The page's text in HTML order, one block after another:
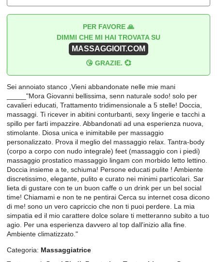
PER FAVORE 🙏
DIMMI CHE MI HAI TROVATA SU
MASSAGGIOIT.COM
😘 GRAZIE. 💞
Sei annoiato stanco ,Vieni abbandonate nelle mie mani
_____"Mora Giovanni bellissima, senn naturale sodo! solo per
cavalieri educati, Trattamento tridimensionale a 5 stelle! Doccia,
massaggi. Ti ricever in abitini conturbanti, sexy lingerie e tacchi a
spillo per farti impazzire. Abbandonati ad una esperienza nuova,
stimolante. Diosa unica e inimitabile per massaggio
personalizzato. Prova il meglio del massaggio relax. Tantra-body
(corpo a corpo con nudo integrale) feet (massaggio con i piedi)
massaggio prostatico massaggio lingam con morbido letto lettino.
Doccia insieme a te, schiuma! Persone educati pulite ! Ambiente
discretissimo, elegante, pulito e curato nei minimi particolari. Sar
lieta di gustare con te un buon caffe o un drink per un bel social
time! Chiamami e non te ne pentirai Cerca su internet cosa dicono
di me! sono un vero capriccio che non ti puoi perdere. La mia
simpatia ed il mio carattere dolce solare ti metteranno subito a tuo
agio. Per una esperienza davvero al top dall'inizio alla fine.
Ambiente climatizzato."
Categoria: Massaggiatrice